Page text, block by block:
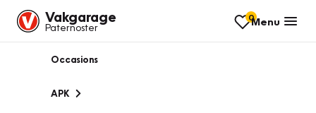
Vakgarage
Paternoster
0Menu
Occasions
APK